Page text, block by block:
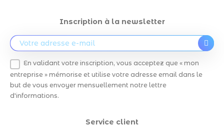
Inscription à la newsletter
En validant votre inscription, vous acceptez que « mon
entreprise » mémorise et utilise votre adresse email dans le
but de vous envoyer mensuellement notre lettre
d'informations.
Service client